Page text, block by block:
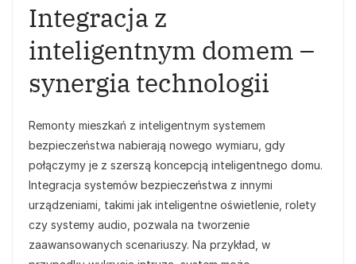
Integracja z
inteligentnym domem –
synergia technologii
Remonty mieszkań z inteligentnym systemem
bezpieczeństwa nabierają nowego wymiaru, gdy
połączymy je z szerszą koncepcją inteligentnego domu.
Integracja systemów bezpieczeństwa z innymi
urządzeniami, takimi jak inteligentne oświetlenie, rolety
czy systemy audio, pozwala na tworzenie
zaawansowanych scenariuszy. Na przykład, w